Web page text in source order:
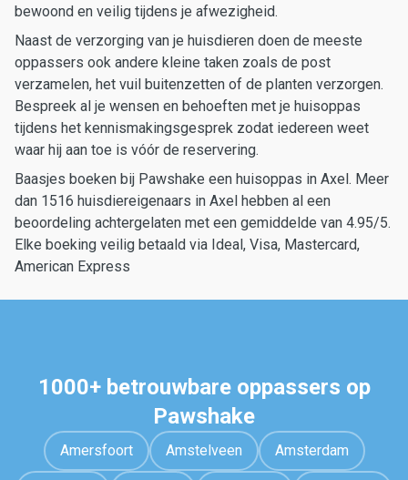
bewoond en veilig tijdens je afwezigheid.
Naast de verzorging van je huisdieren doen de meeste
oppassers ook andere kleine taken zoals de post
verzamelen, het vuil buitenzetten of de planten verzorgen.
Bespreek al je wensen en behoeften met je huisoppas
tijdens het kennismakingsgesprek zodat iedereen weet
waar hij aan toe is vóór de reservering.
Baasjes boeken bij Pawshake een huisoppas in Axel. Meer
dan 1516 huisdiereigenaars in Axel hebben al een
beoordeling achtergelaten met een gemiddelde van 4.95/5.
Elke boeking veilig betaald via Ideal, Visa, Mastercard,
American Express
1000+ betrouwbare oppassers op
Pawshake
Amersfoort Amstelveen Amsterdam